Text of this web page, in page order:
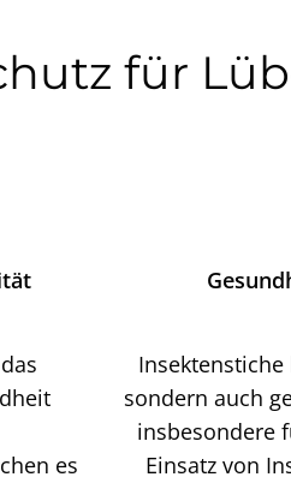
für
es
sondern auch
insbesondere
Einsatz von